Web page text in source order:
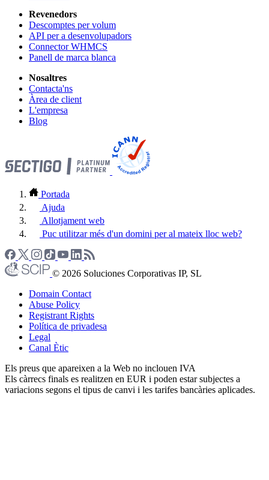
Revenedors
Descomptes per volum
API per a desenvolupadors
Connector WHMCS
Panell de marca blanca
Nosaltres
Contacta'ns
Àrea de client
L'empresa
Blog
Portada
Ajuda
Allotjament web
Puc utilitzar més d'un domini per al mateix lloc web?
© 2026 Soluciones Corporativas IP, SL
Domain Contact
Abuse Policy
Registrant Rights
Política de privadesa
Legal
Canal Ètic
Els preus que apareixen a la Web no inclouen IVA
Els càrrecs finals es realitzen en EUR i poden estar subjectes a
variacions segons el tipus de canvi i les tarifes bancàries aplicades.